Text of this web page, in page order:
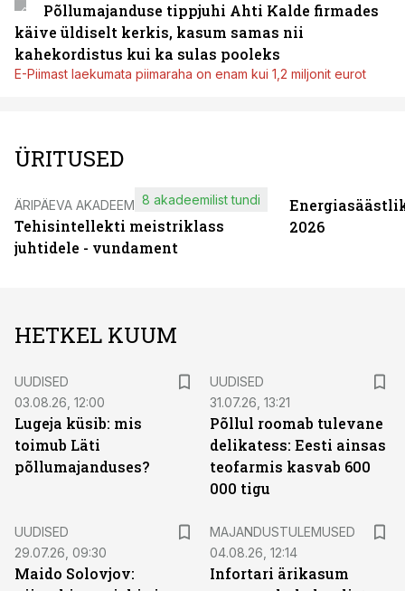
Põllumajanduse tippjuhi Ahti Kalde firmades
käive üldiselt kerkis, kasum samas nii
kahekordistus kui ka sulas pooleks
E-Piimast laekumata piimaraha on enam kui 1,2 miljonit eurot
ÜRITUSED
ÄRIPÄEVA AKADEEMIA
Tehisintellekti meistriklass
juhtidele - vundament
8 akadeemilist tundi
2026
HETKEL KUUM
UUDISED
03.08.26, 12:00
Lugeja küsib: mis
toimub Läti
põllumajanduses?
UUDISED
31.07.26, 13:21
Põllul roomab tulevane
delikatess: Eesti ainsas
teofarmis kasvab 600
000 tigu
UUDISED
29.07.26, 09:30
Maido Solovjov:
MAJANDUSTULEMUSED
04.08.26, 12:14
Infortari ärikasum